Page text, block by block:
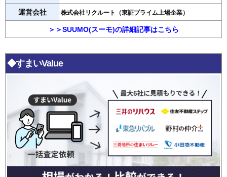
運営会社 株式会社リクルート（東証プライム上場企業）
＞＞SUUMO(スーモ)の詳細記事はこちら
◆すまいValue